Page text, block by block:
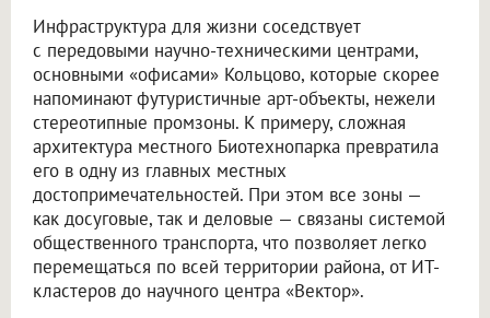
Инфраструктура для жизни соседствует
с передовыми научно-техническими центрами,
основными «офисами» Кольцово, которые скорее
напоминают футуристичные арт-объекты, нежели
стереотипные промзоны. К примеру, сложная
архитектура местного Биотехнопарка превратила
его в одну из главных местных
достопримечательностей. При этом все зоны —
как досуговые, так и деловые — связаны системой
общественного транспорта, что позволяет легко
перемещаться по всей территории района, от ИТ-
кластеров до научного центра «Вектор».